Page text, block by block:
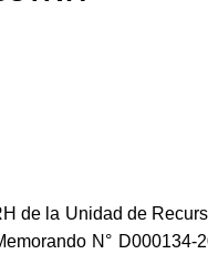
de la Unidad de
N° D000134-